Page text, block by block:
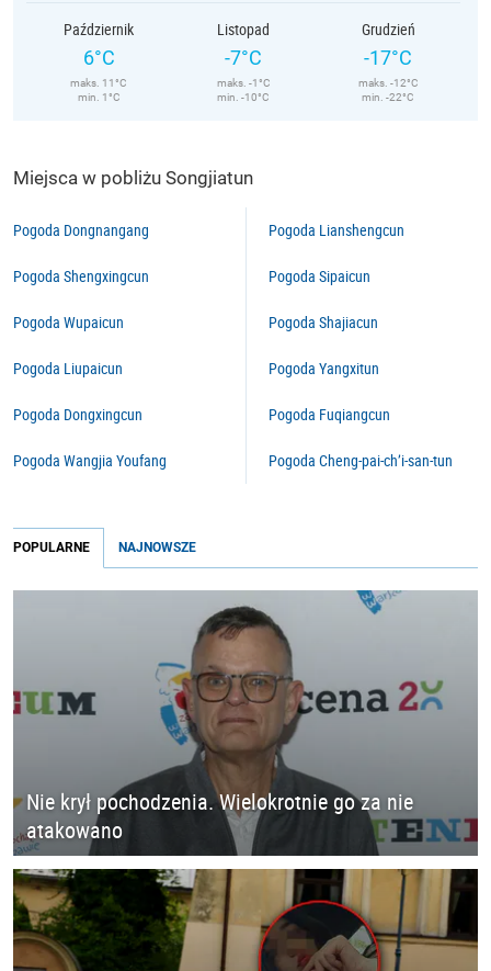
Październik
6°C
maks. 11°C
min. 1°C
Listopad
-7°C
maks. -1°C
min. -10°C
Grudzień
-17°C
maks. -12°C
min. -22°C
Miejsca w pobliżu Songjiatun
Pogoda Dongnangang
Pogoda Shengxingcun
Pogoda Wupaicun
Pogoda Liupaicun
Pogoda Dongxingcun
Pogoda Wangjia Youfang
Pogoda Lianshengcun
Pogoda Sipaicun
Pogoda Shajiacun
Pogoda Yangxitun
Pogoda Fuqiangcun
Pogoda Cheng-pai-ch’i-san-tun
POPULARNE NAJNOWSZE
Nie krył pochodzenia. Wielokrotnie go za nie
atakowano